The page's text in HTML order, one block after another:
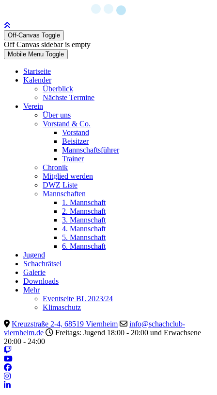
Off-Canvas Toggle
Off Canvas sidebar is empty
Mobile Menu Toggle
Startseite
Kalender
Überblick
Nächste Termine
Verein
Über uns
Vorstand & Co.
Vorstand
Beisitzer
Mannschaftsführer
Trainer
Chronik
Mitglied werden
DWZ Liste
Mannschaften
1. Mannschaft
2. Mannschaft
3. Mannschaft
4. Mannschaft
5. Mannschaft
6. Mannschaft
Jugend
Schachrätsel
Galerie
Downloads
Mehr
Eventseite BL 2023/24
Klimaschutz
Kreuzstraße 2-4, 68519 Viernheim
info@schachclub-
viernheim.de
Freitags: Jugend 18:00 - 20:00 und Erwachsene
20:00 - 24:00